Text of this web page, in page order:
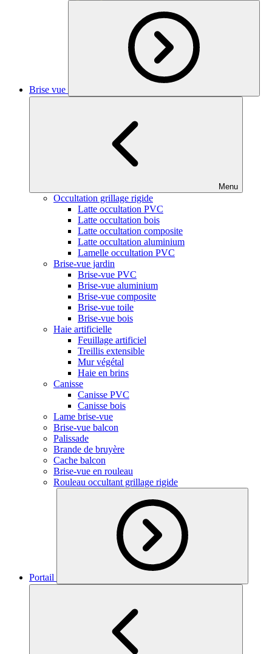
Brise vue
Menu
Occultation grillage rigide
Latte occultation PVC
Latte occultation bois
Latte occultation composite
Latte occultation aluminium
Lamelle occultation PVC
Brise-vue jardin
Brise-vue PVC
Brise-vue aluminium
Brise-vue composite
Brise-vue toile
Brise-vue bois
Haie artificielle
Feuillage artificiel
Treillis extensible
Mur végétal
Haie en brins
Canisse
Canisse PVC
Canisse bois
Lame brise-vue
Brise-vue balcon
Palissade
Brande de bruyère
Cache balcon
Brise-vue en rouleau
Rouleau occultant grillage rigide
Portail